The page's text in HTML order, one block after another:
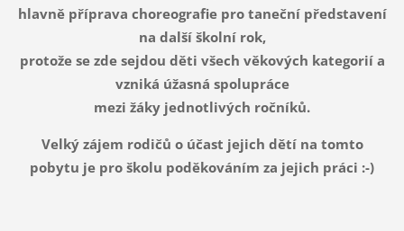
hlavně příprava choreografie pro taneční představení
na další školní rok,
protože se zde sejdou děti všech věkových kategorií a
vzniká úžasná spolupráce
mezi žáky jednotlivých ročníků.
Velký zájem rodičů o účast jejich dětí na tomto
pobytu je pro školu poděkováním za jejich práci :-)